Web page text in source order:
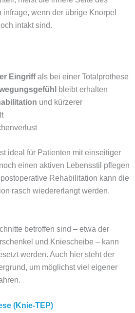
infrage, wenn der übrige Knorpel
intakt sind.
Eingriffals bei einer Totalprothese
bleibt erhalten
und kürzerer
ideal für Patienten mit einseitiger
einen aktiven Lebensstil pflegen
Rehabilitation kann die
rasch wiedererlangt werden.
betroffen sind – etwa der
und Kniescheibe – kann
werden. Auch hier steht der
um möglichst viel eigener
(Knie-TEP)